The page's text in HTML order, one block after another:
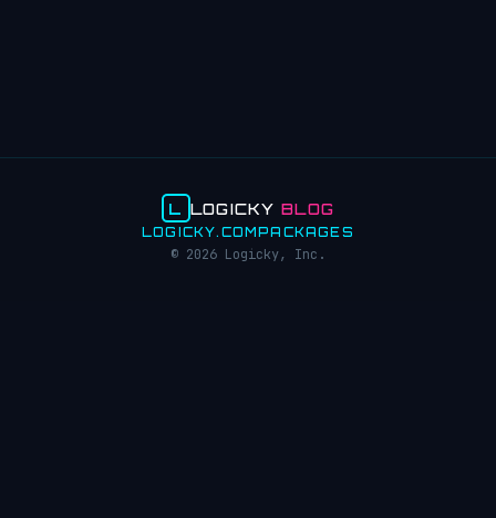
L LOGICKYBLOG
LOGICKY.COM PACKAGES
© 2026 Logicky, Inc.